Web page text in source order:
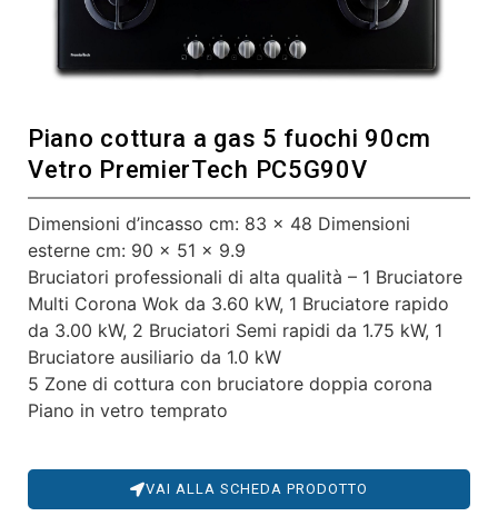
Piano cottura a gas 5 fuochi 90cm
Vetro PremierTech PC5G90V
Dimensioni d’incasso cm: 83 x 48 Dimensioni
esterne cm: 90 x 51 x 9.9
Bruciatori professionali di alta qualità – 1 Bruciatore
Multi Corona Wok da 3.60 kW, 1 Bruciatore rapido
da 3.00 kW, 2 Bruciatori Semi rapidi da 1.75 kW, 1
Bruciatore ausiliario da 1.0 kW
5 Zone di cottura con bruciatore doppia corona
Piano in vetro temprato
VAI ALLA SCHEDA PRODOTTO